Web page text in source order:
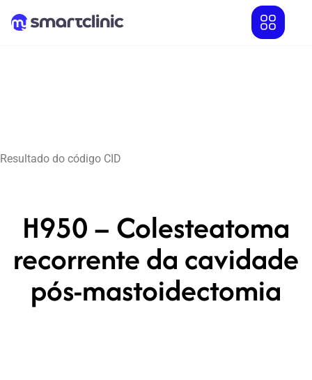
Resultado do código CID
H950 – Colesteatoma
recorrente da cavidade
pós-mastoidectomia